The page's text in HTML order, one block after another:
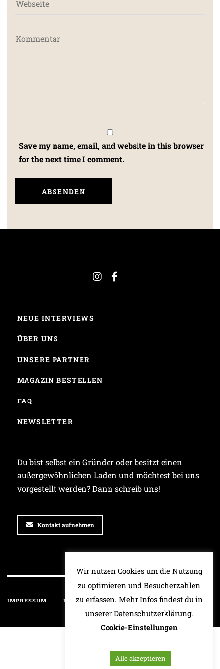
Save my name, email, and website in this browser
for the next time I comment.
NEUE INTERVIEWS
ÜBER UNS
UNSERE PARTNER
MAGAZIN BESTELLEN
FAQ
NEWSLETTER
Du bist selbst ein Gründer oder besitzt einen
außergewöhnlichen Laden und möchtest bei uns
vorgestellt werden? Dann schreib uns!
Kontakt aufnehmen
IMPRESSUM DATENSCHUTZ HAFTUNGSAUSSCHLUSS
Wir nutzen Cookies um die Nutzung
zu optimieren und Besucherzahlen
zu erfassen. Mehr Infos findest du in
unserer Datenschutzerklärung.
Cookie-Einstellungen
Alle akzeptieren